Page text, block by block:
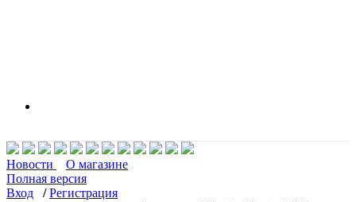
Новости
О магазине
Полная версия
Вход
/ Регистрация